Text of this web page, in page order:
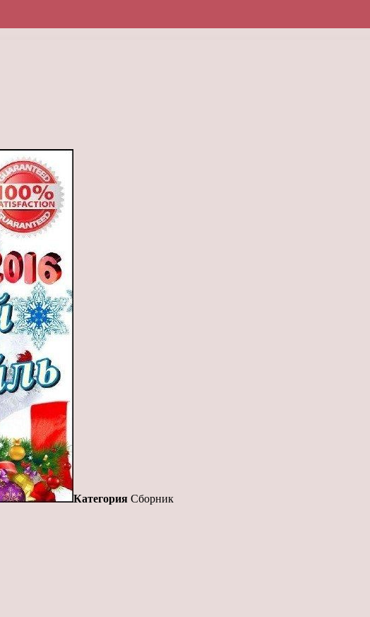
Категория Сборник